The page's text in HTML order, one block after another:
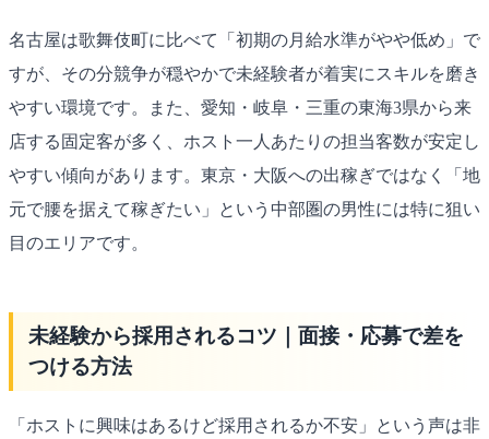
名古屋は歌舞伎町に比べて「初期の月給水準がやや低め」で
すが、その分競争が穏やかで未経験者が着実にスキルを磨き
やすい環境です。また、愛知・岐阜・三重の東海3県から来
店する固定客が多く、ホスト一人あたりの担当客数が安定し
やすい傾向があります。東京・大阪への出稼ぎではなく「地
元で腰を据えて稼ぎたい」という中部圏の男性には特に狙い
目のエリアです。
未経験から採用されるコツ｜面接・応募で差を
つける方法
「ホストに興味はあるけど採用されるか不安」という声は非